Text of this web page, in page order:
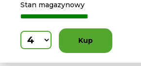
Stan magazynowy
Kup